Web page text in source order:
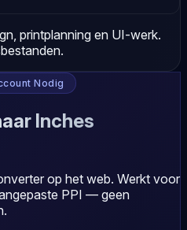
printplanning en UI-werk.
Nodig
Inches
op het web. Werkt voor
PPI — geen